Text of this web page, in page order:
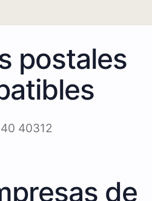
postales
40312
de